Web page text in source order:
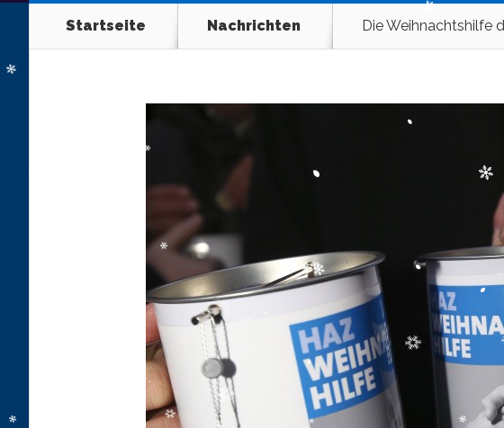
Startseite Nachrichten Die Weihnachtshilfe